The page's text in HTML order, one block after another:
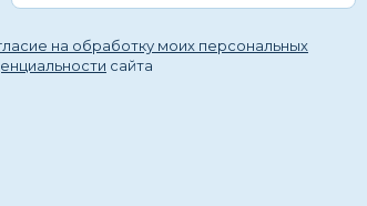
на обработку моих персональных
сайта